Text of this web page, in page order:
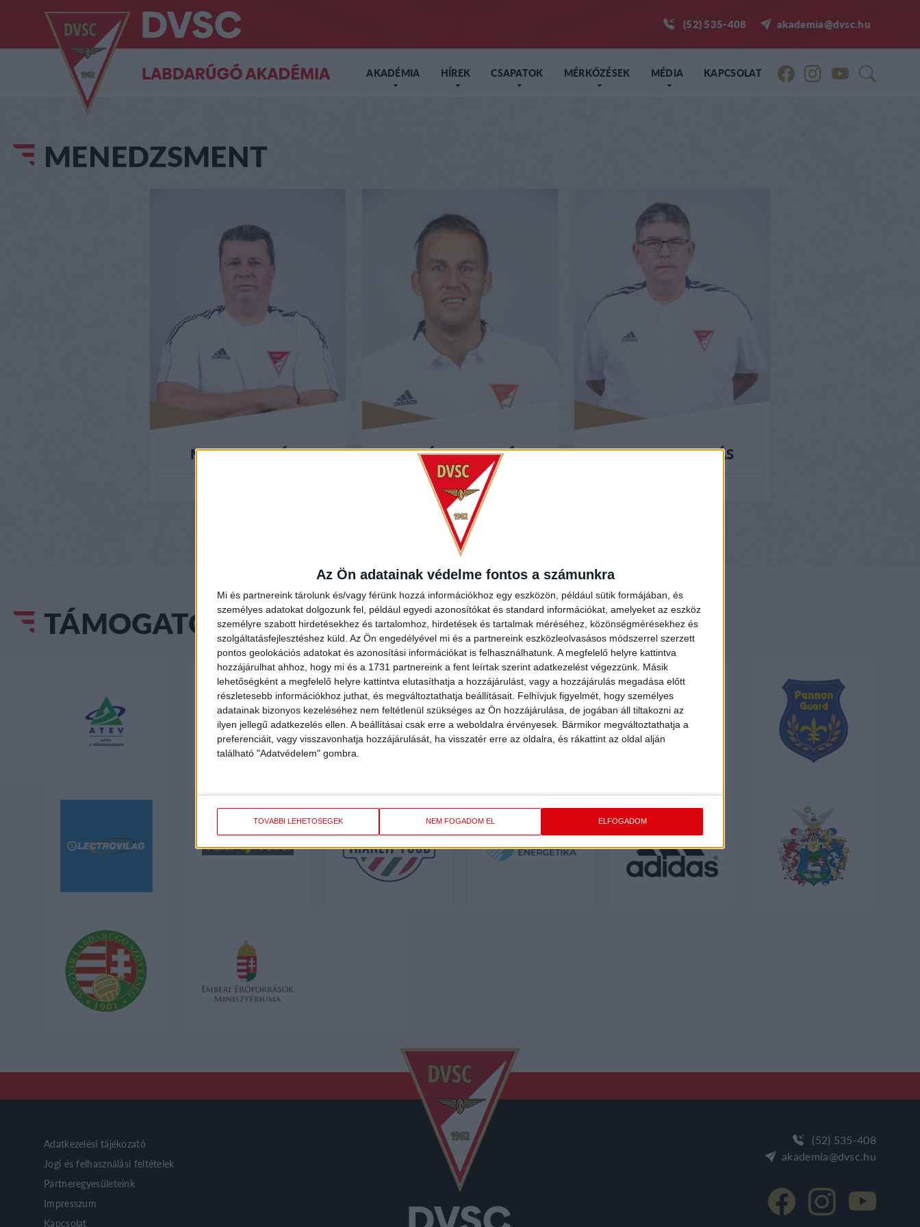
Az Ön adatainak védelme fontos a számunkra
Mi és partnereink tárolunk és/vagy férünk hozzá információkhoz egy eszközön, például sütik formájában, és
személyes adatokat dolgozunk fel, például egyedi azonosítókat és standard információkat, amelyeket az eszköz
személyre szabott hirdetésekhez és tartalomhoz, hirdetések és tartalmak méréséhez, közönségmérésekhez és
szolgáltatásfejlesztéshez küld. Az Ön engedélyével mi és a partnereink eszközleolvasásos módszerrel szerzett
pontos geolokációs adatokat és azonosítási információkat is felhasználhatunk. A megfelelő helyre kattintva
hozzájárulhat ahhoz, hogy mi és a 1731 partnereink a fent leírtak szerint adatkezelést végezzünk. Másik
lehetőségként a megfelelő helyre kattintva elutasíthatja a hozzájárulást, vagy a hozzájárulás megadása előtt
részletesebb információkhoz juthat, és megváltoztathatja beállításait. Felhívjuk figyelmét, hogy személyes
adatainak bizonyos kezeléséhez nem feltétlenül szükséges az Ön hozzájárulása, de jogában áll tiltakozni az
ilyen jellegű adatkezelés ellen. A beállításai csak erre a weboldalra érvényesek. Bármikor megváltoztathatja a
preferenciáit, vagy visszavonhatja hozzájárulását, ha visszatér erre az oldalra, és rákattint az oldal alján
található "Adatvédelem" gombra.
TOVÁBBI LEHETŐSÉGEK NEM FOGADOM EL ELFOGADOM
(52) 535-408 akademia@dvsc.hu
AKADÉMIA HÍREK CSAPATOK MÉRKŐZÉSEK MÉDIA KAPCSOLAT
MENEDZSMENT
MAKRAY BALÁZS SZALÁNCZI ZOLTÁN
AKADÉMIA IGAZGATÓ
HERCZEG ANDRÁS
TÁMOGATÓINK
Adatkezelési tájékozató
Jogi és felhasználási feltételek
Partneregyesületeink
Impresszum
Kapcsolat
(52) 535-408
akademia@dvsc.hu